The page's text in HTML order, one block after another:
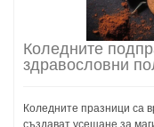
Коледните
здравословни
Коледните празници са
създават усещане за